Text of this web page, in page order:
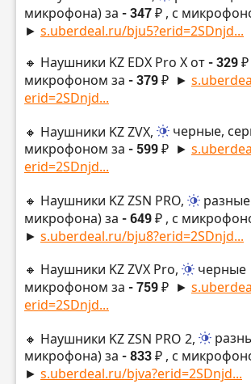
микрофона) за - 347 ₽ , с
► s.uberdeal.ru/bju5?erid=2SDnjd...
🔸 Hаушники KZ EDX Pro X от- 329 ₽
микрофоном за - 379 ₽ ►
erid=2SDnjd...
🔸 Hаушники KZ ZVX,
черные,
микрофоном за - 599 ₽ ►
erid=2SDnjd...
🔸 Hаушники KZ ZSN PRO,
микрофона) за - 649 ₽ , с
► s.uberdeal.ru/bju8?erid=2SDnjd...
🔸 Hаушники KZ ZVX Pro,
черные
микрофоном за - 759 ₽ ►
erid=2SDnjd...
🔸 Hаушники KZ ZSN PRO 2,
микрофона) за - 833 ₽ , с
► s.uberdeal.ru/bjva?erid=2SDnjd...